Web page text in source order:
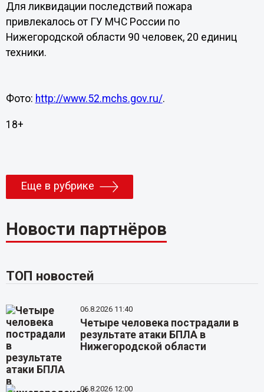
Для ликвидации последствий пожара
привлекалось от ГУ МЧС России по
Нижегородской области 90 человек, 20 единиц
техники.
Фото: http://www.52.mchs.gov.ru/.
18+
Еще в рубрике
Новости партнёров
ТОП новостей
06.8.2026 11:40
Четыре человека пострадали в
результате атаки БПЛА в
Нижегородской области
06.8.2026 12:00